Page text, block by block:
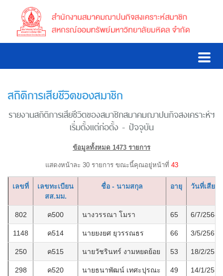
สถิติการเสียชีวิตของสมาชิก
รายงานสถิติการเสียชีวิตของสมาชิกสมาคมฌาปนกิจสงเคราะห์ฯ
เริ่มตั้งแต่ก่อตั้ง - ปัจจุบัน
ข้อมูลทั้งหมด 1473 รายการ
แสดงหน้าละ 30 รายการ ขณะนี้คุณอยู่หน้าที่ 43
เลขที่
เลขทะเบียน
สส.มม.
ชื่อ - นามสกุล อายุ วันที่เสียชี
802 ค500 นางวรรณา โมรา 65 6/7/2564
1148 ค514 นายยงยศ ยุวรรณธร 66 3/5/2567
250 ค515 นายวัชรินทร์ งามหยดย้อย 53 18/2/2557
298 ค520 นายธนาพัฒน์ เทศะปุรณะ 49 14/1/2558